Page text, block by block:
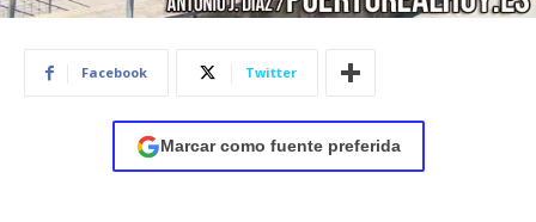
Facebook Twitter
Marcar como fuente preferida